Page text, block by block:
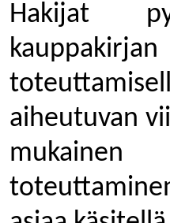
Hakijat
aiheutuvan